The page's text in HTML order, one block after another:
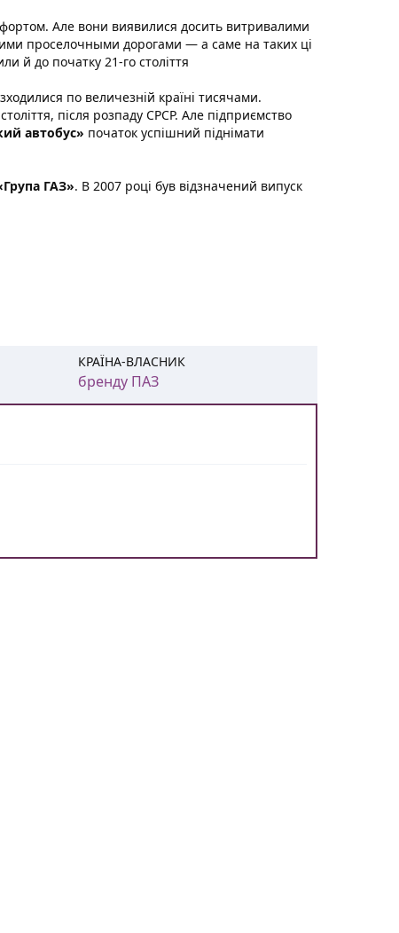
Але вони виявилися досить витривалими
проселочными дорогами — а саме на таких ці
й до початку 21-го століття
по величезній країні тисячами.
після розпаду СРСР. Але підприємство
автобус» початок успішний піднімати
ГАЗ». В 2007 році був відзначений випуск
КРАЇНА-ВЛАСНИК
бренду ПАЗ